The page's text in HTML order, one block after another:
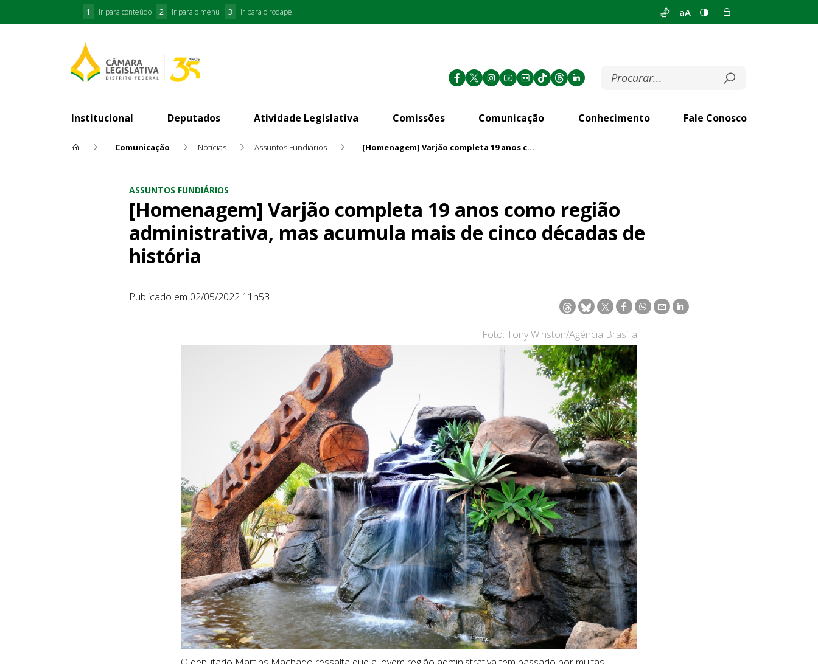
1 Ir para conteúdo 2 Ir para o menu 3 Ir para o rodapé aA
Institucional Deputados Atividade Legislativa Comissões Comunicação Conhecimento Fale Conosco
Comunicação Notícias Assuntos Fundiários [Homenagem] Varjão completa 19 anos como região administrativa, mas acumula mais de cinco décadas de história
ASSUNTOS FUNDIÁRIOS
[Homenagem] Varjão completa 19 anos como região
administrativa, mas acumula mais de cinco décadas de
história
Publicado em 02/05/2022 11h53
Foto: Tony Winston/Agência Brasília